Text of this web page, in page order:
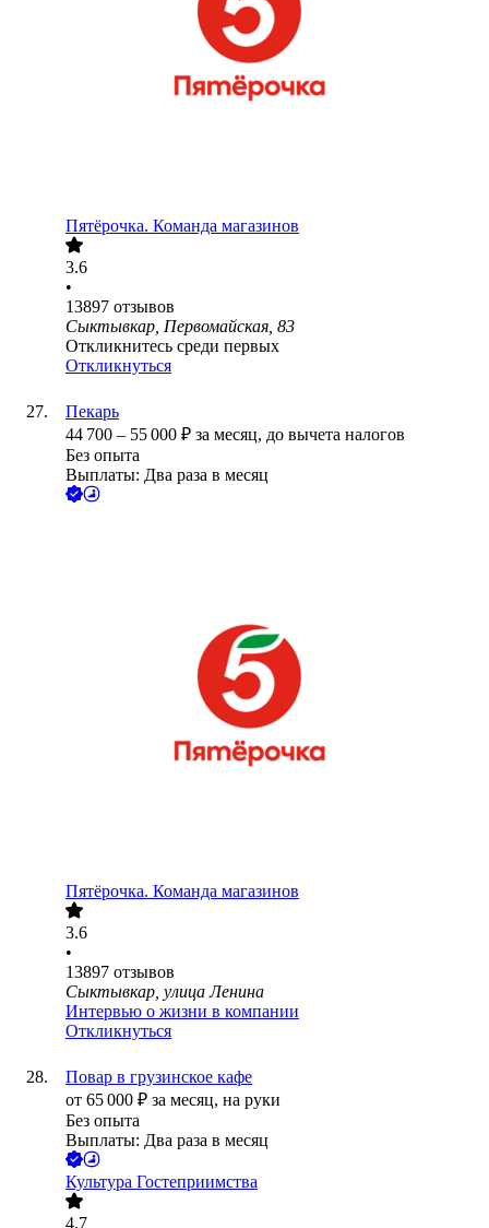
Пятёрочка. Команда магазинов
3.6
•
13897 отзывов
Сыктывкар, Первомайская, 83
Откликнитесь среди первых
Откликнуться
Пекарь
44 700 – 55 000 ₽ за месяц, до вычета налогов
Без опыта
Выплаты: Два раза в месяц
Пятёрочка. Команда магазинов
3.6
•
13897 отзывов
Сыктывкар, улица Ленина
Интервью о жизни в компании
Откликнуться
Повар в грузинское кафе
от 65 000 ₽ за месяц, на руки
Без опыта
Выплаты: Два раза в месяц
Культура Гостеприимства
4.7